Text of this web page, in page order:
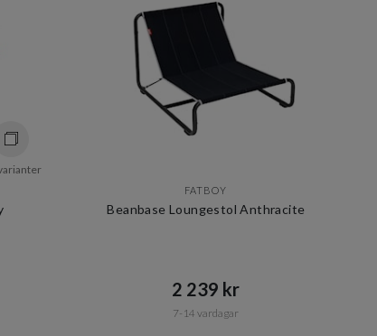
FATBOY
Beanbase Loungestol Anthracite
2 239 kr​​
7-14 vardagar